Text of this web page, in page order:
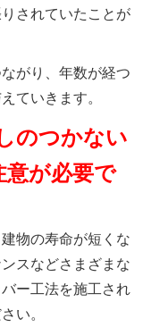
されていたことが
がり、年数が経つ
ていきます。
のつかない
が必要で
物の寿命が短くな
スなどさまざまな
ー工法を施工され
い。